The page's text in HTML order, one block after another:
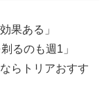
果ある」
るのも週1」
らトリアおすす